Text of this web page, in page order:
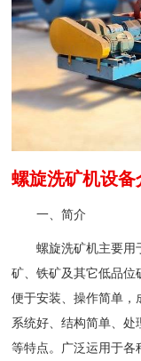
螺旋洗矿机设备
一、简介
螺旋洗矿机主要用
矿、铁矿及其它低品位
便于安装、操作简单，
系统好、结构简单、
等特点。广泛运用于各